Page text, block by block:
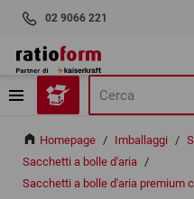
02 9066 221
Homepage / Imballaggi /
Sacchetti a bolle d'aria /
Sacchetti a bolle d'aria premium